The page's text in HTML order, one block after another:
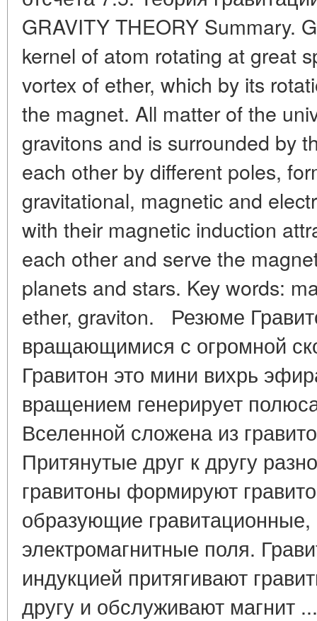
GRAVITY THEORY Summary.
kernel of atom rotating at great
vortex of ether, which by its
the magnet. All matter of the
gravitons and is surrounded by
each other by different poles,
gravitational, magnetic and
with their magnetic induction
each other and serve the
planets and stars. Key words:
ether, graviton. Резюме
вращающимися с огромной
Гравитон это мини вихрь
вращением генерирует
Вселенной сложена из
Притянутые друг к другу
гравитоны формируют
образующие
электромагнитные поля.
индукцией притягивают
другу и обслуживают магнит